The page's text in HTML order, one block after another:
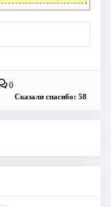
0
Сказали спасибо: 58